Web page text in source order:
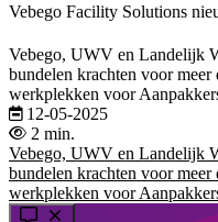
Vebego Facility Solutions
Vebego, UWV en Landelijk
bundelen krachten voor meer
werkplekken voor
12-05-2025
2 min.
Vebego, UWV en Landelijk
bundelen krachten voor meer
werkplekken voor